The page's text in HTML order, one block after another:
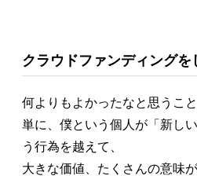
クラウドファンディングを
何よりもよかったなと思うこと
単に、僕という個人が「新し
う行為を越えて、
大きな価値、たくさんの意味